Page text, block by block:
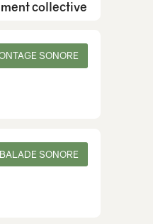
collective
SONORE
BALADE SONORE